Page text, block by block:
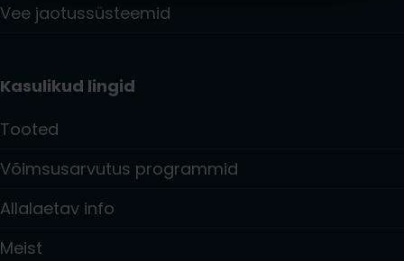
Vee jaotussüsteemid
Kasulikud lingid
Tooted
Võimsusarvutus programmid
Allalaetav info
Meist